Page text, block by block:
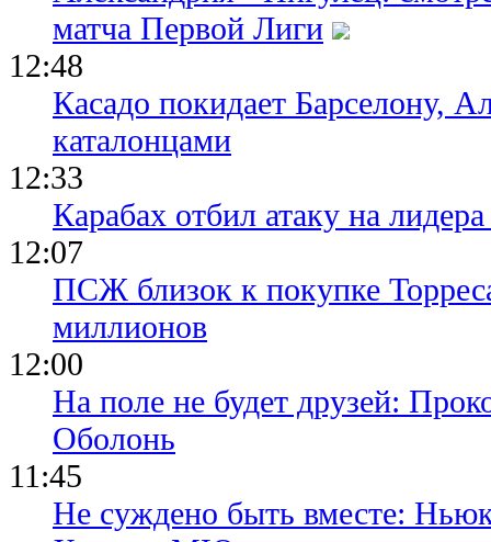
матча Первой Лиги
12:48
Касадо покидает Барселону,
каталонцами
12:33
Карабах отбил атаку на
12:07
ПСЖ близок к покупке
миллионов
12:00
На поле не будет друзей:
Оболонь
11:45
Не суждено быть вместе: